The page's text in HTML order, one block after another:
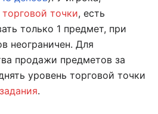
торговой точки, есть
только 1 предмет, при
неограничен. Для
продажи предметов за
уровень торговой точки
.